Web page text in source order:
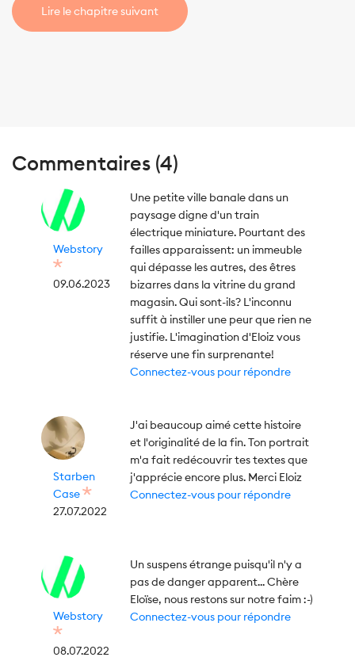
Lire le chapitre suivant
Commentaires (4)
Webstory
09.06.2023
Une petite ville banale dans un
paysage digne d'un train
électrique miniature. Pourtant des
failles apparaissent: un immeuble
qui dépasse les autres, des êtres
bizarres dans la vitrine du grand
magasin. Qui sont-ils? L'inconnu
suffit à instiller une peur que rien ne
justifie. L'imagination d'Eloiz vous
réserve une fin surprenante!
Connectez-vous pour répondre
Starben
Case
27.07.2022
J'ai beaucoup aimé cette histoire
et l'originalité de la fin. Ton portrait
m'a fait redécouvrir tes textes que
j'apprécie encore plus. Merci Eloiz
Connectez-vous pour répondre
Webstory
08.07.2022
Un suspens étrange puisqu'il n'y a
pas de danger apparent... Chère
Eloïse, nous restons sur notre faim :-)
Connectez-vous pour répondre